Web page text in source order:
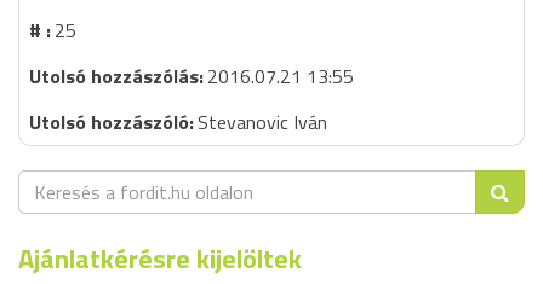
25
2016.07.21 13:55
Stevanovic Iván
Ajánlatkérésre kijelöltek